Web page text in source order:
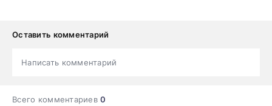
Оставить комментарий
Написать комментарий
Всего комментариев0